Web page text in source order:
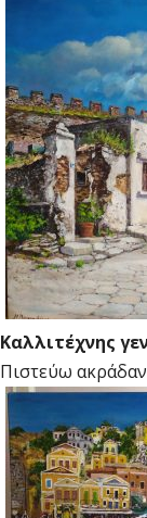
Καλλιτέχνης
Πιστεύω